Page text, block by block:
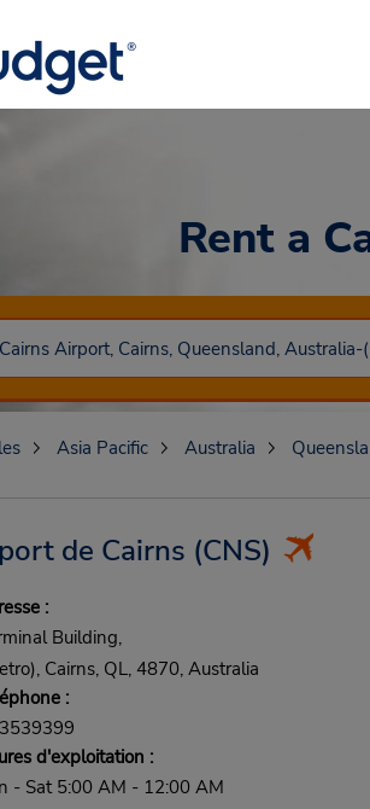
Rent a
Asia Pacific Australia
de Cairns (CNS)
:
Building,
Cairns, QL, 4870, Australia
:
d'exploitation :
- Sat 5:00 AM - 12:00 AM